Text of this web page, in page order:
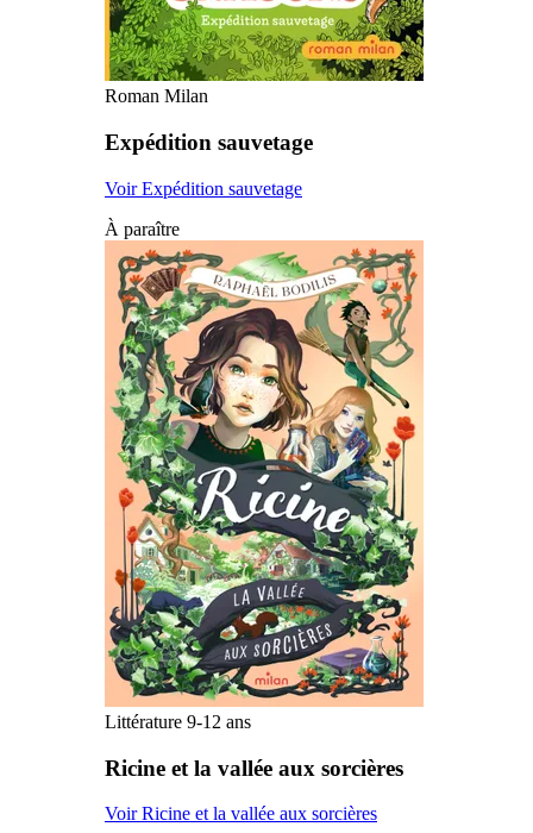
Roman Milan
Expédition sauvetage
Voir Expédition sauvetage
À paraître
Littérature 9-12 ans
Ricine et la vallée aux sorcières
Voir Ricine et la vallée aux sorcières